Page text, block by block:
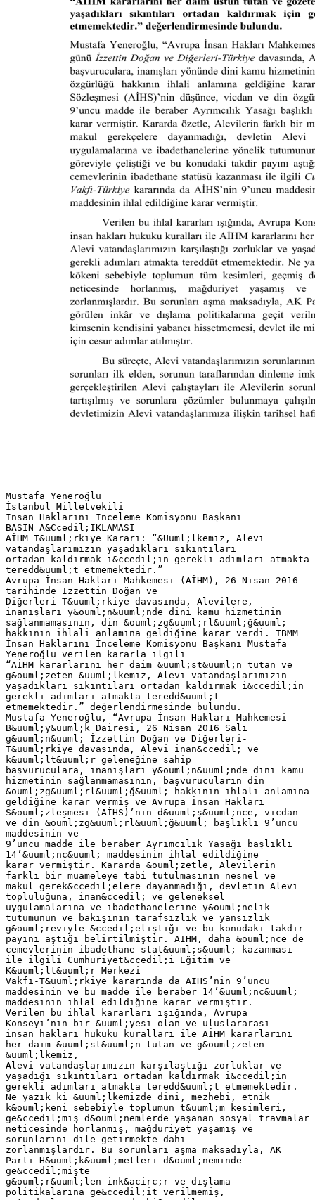
Mustafa Yeneroğlu
İstanbul Milletvekili
İnsan Haklarını İnceleme Komisyonu Başkanı
BASIN A&Ccedil;IKLAMASI
AİHM T&uuml;rkiye Kararı: “&Uuml;lkemiz, Alevi
vatandaşlarımızın yaşadıkları sıkıntıları
ortadan kaldırmak i&ccedil;in gerekli adımları atmakta
teredd&uuml;t etmemektedir.”
Avrupa İnsan Hakları Mahkemesi (AİHM), 26 Nisan 2016
tarihinde İzzettin Doğan ve
Diğerleri-T&uuml;rkiye davasında, Alevilere,
inanışları y&ouml;n&uuml;nde dini kamu hizmetinin
sağlanmamasının, din &ouml;zg&uuml;rl&uuml;ğ&uuml;
hakkının ihlali anlamına geldiğine karar verdi. TBMM
İnsan Haklarını İnceleme Komisyonu Başkanı Mustafa
Yeneroğlu verilen kararla ilgili
“AİHM kararlarını her daim &uuml;st&uuml;n tutan ve
g&ouml;zeten &uuml;lkemiz, Alevi vatandaşlarımızın
yaşadıkları sıkıntıları ortadan kaldırmak i&ccedil;in
gerekli adımları atmakta teredd&uuml;t
etmemektedir.” değerlendirmesinde bulundu.
Mustafa Yeneroğlu, “Avrupa İnsan Hakları Mahkemesi
B&uuml;y&uuml;k Dairesi, 26 Nisan 2016 Salı
g&uuml;n&uuml; İzzettin Doğan ve Diğerleri-
T&uuml;rkiye davasında, Alevi inan&ccedil; ve
k&uuml;lt&uuml;r geleneğine sahip
başvuruculara, inanışları y&ouml;n&uuml;nde dini kamu
hizmetinin sağlanmamasının, başvurucuların din
&ouml;zg&uuml;rl&uuml;ğ&uuml; hakkının ihlali anlamına
geldiğine karar vermiş ve Avrupa İnsan Hakları
S&ouml;zleşmesi (AİHS)’nin d&uuml;ş&uuml;nce, vicdan
ve din &ouml;zg&uuml;rl&uuml;ğ&uuml; başlıklı 9’uncu
maddesinin ve
9’uncu madde ile beraber Ayrımcılık Yasağı başlıklı
14’&uuml;nc&uuml; maddesinin ihlal edildiğine
karar vermiştir. Kararda &ouml;zetle, Alevilerin
farklı bir muameleye tabi tutulmasının nesnel ve
makul gerek&ccedil;elere dayanmadığı, devletin Alevi
topluluğuna, inan&ccedil; ve geleneksel
uygulamalarına ve ibadethanelerine y&ouml;nelik
tutumunun ve bakışının tarafsızlık ve yansızlık
g&ouml;reviyle &ccedil;eliştiği ve bu konudaki takdir
payını aştığı belirtilmiştir. AİHM, daha &ouml;nce de
cemevlerinin ibadethane stat&uuml;s&uuml; kazanması
ile ilgili Cumhuriyet&ccedil;i Eğitim ve
K&uuml;lt&uuml;r Merkezi
Vakfı-T&uuml;rkiye kararında da AİHS’nin 9’uncu
maddesinin ve bu madde ile beraber 14’&uuml;nc&uuml;
maddesinin ihlal edildiğine karar vermiştir.
Verilen bu ihlal kararları ışığında, Avrupa
Konseyi’nin bir &uuml;yesi olan ve uluslararası
insan hakları hukuku kuralları ile AİHM kararlarını
her daim &uuml;st&uuml;n tutan ve g&ouml;zeten
&uuml;lkemiz,
Alevi vatandaşlarımızın karşılaştığı zorluklar ve
yaşadığı sıkıntıları ortadan kaldırmak i&ccedil;in
gerekli adımları atmakta teredd&uuml;t etmemektedir.
Ne yazık ki &uuml;lkemizde dini, mezhebi, etnik
k&ouml;keni sebebiyle toplumun t&uuml;m kesimleri,
ge&ccedil;miş d&ouml;nemlerde yaşanan sosyal travmalar
neticesinde horlanmış, mağduriyet yaşamış ve
sorunlarını dile getirmekte dahi
zorlanmışlardır. Bu sorunları aşma maksadıyla, AK
Parti H&uuml;k&uuml;metleri d&ouml;neminde
ge&ccedil;mişte
g&ouml;r&uuml;len ink&acirc;r ve dışlama
politikalarına ge&ccedil;it verilmemiş,